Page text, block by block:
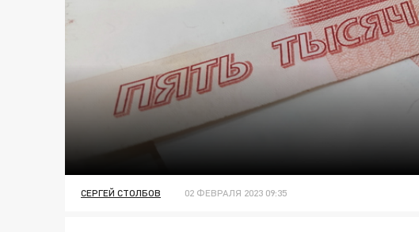
СЕРГЕЙ СТОЛБОВ 02 ФЕВРАЛЯ 2023 09:35